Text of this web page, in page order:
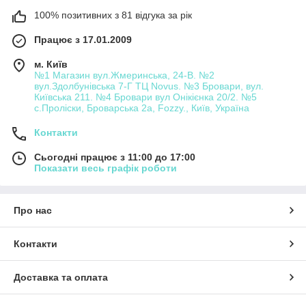
100% позитивних з 81 відгука за рік
Працює з 17.01.2009
м. Київ
№1 Магазин вул.Жмеринська, 24-В. №2
вул.Здолбунівська 7-Г ТЦ Novus. №3 Бровари, вул.
Київська 211. №4 Бровари вул Онікієнка 20/2. №5
с.Проліски, Броварська 2а, Fozzy., Київ, Україна
Контакти
Сьогодні працює з 11:00 до 17:00
Показати весь графік роботи
Про нас
Контакти
Доставка та оплата